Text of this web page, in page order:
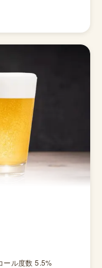
ール度数 5.5%